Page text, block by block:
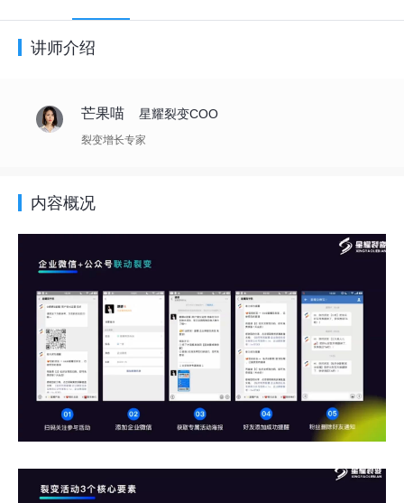
讲师介绍
芒果喵 星耀裂变COO
裂变增长专家
内容概况